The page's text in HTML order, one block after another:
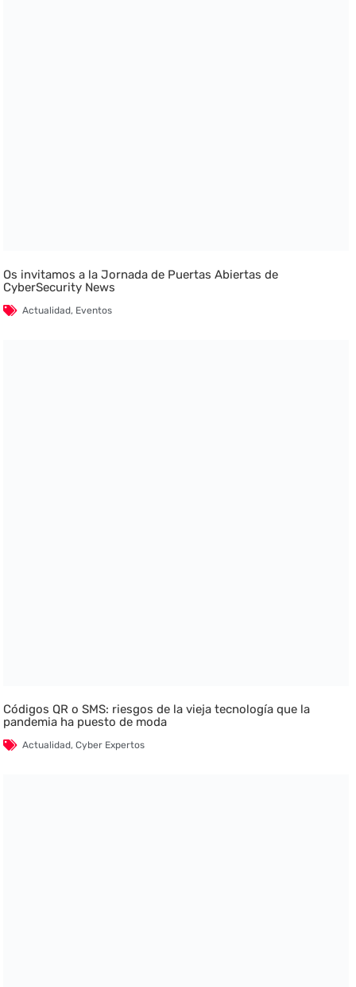
Os invitamos a la Jornada de Puertas Abiertas de
CyberSecurity News
Actualidad, Eventos
Códigos QR o SMS: riesgos de la vieja tecnología que la
pandemia ha puesto de moda
Actualidad,Cyber Expertos